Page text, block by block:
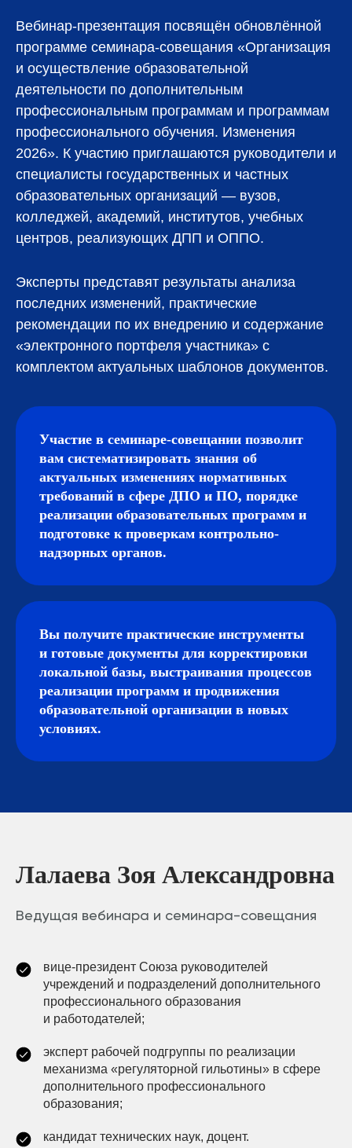
Вебинар-презентация посвящён обновлённой
программе семинара-совещания «Организация
и осуществление образовательной
деятельности по дополнительным
профессиональным программам и программам
профессионального обучения. Изменения
2026». К участию приглашаются руководители и
специалисты государственных и частных
образовательных организаций — вузов,
колледжей, академий, институтов, учебных
центров, реализующих ДПП и ОППО.
Эксперты представят результаты анализа
последних изменений, практические
рекомендации по их внедрению и содержание
«электронного портфеля участника» с
комплектом актуальных шаблонов документов.
Участие в семинаре-совещании позволит
вам систематизировать знания об
актуальных изменениях нормативных
требований в сфере ДПО и ПО, порядке
реализации образовательных программ и
подготовке к проверкам контрольно-
надзорных органов.
Вы получите практические инструменты
и готовые документы для корректировки
локальной базы, выстраивания процессов
реализации программ и продвижения
образовательной организации в новых
условиях.
Лалаева Зоя Александровна
Ведущая вебинара и семинара-совещания
вице-президент Союза руководителей
учреждений и подразделений дополнительного
профессионального образования
и работодателей;
эксперт рабочей подгруппы по реализации
механизма «регуляторной гильотины» в сфере
дополнительного профессионального
образования;
кандидат технических наук, доцент.